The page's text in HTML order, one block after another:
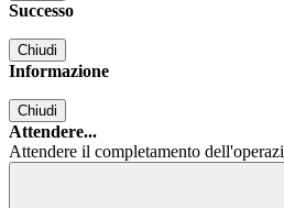
Successo
Chiudi
Informazione
Chiudi
Attendere...
Attendere il completamento